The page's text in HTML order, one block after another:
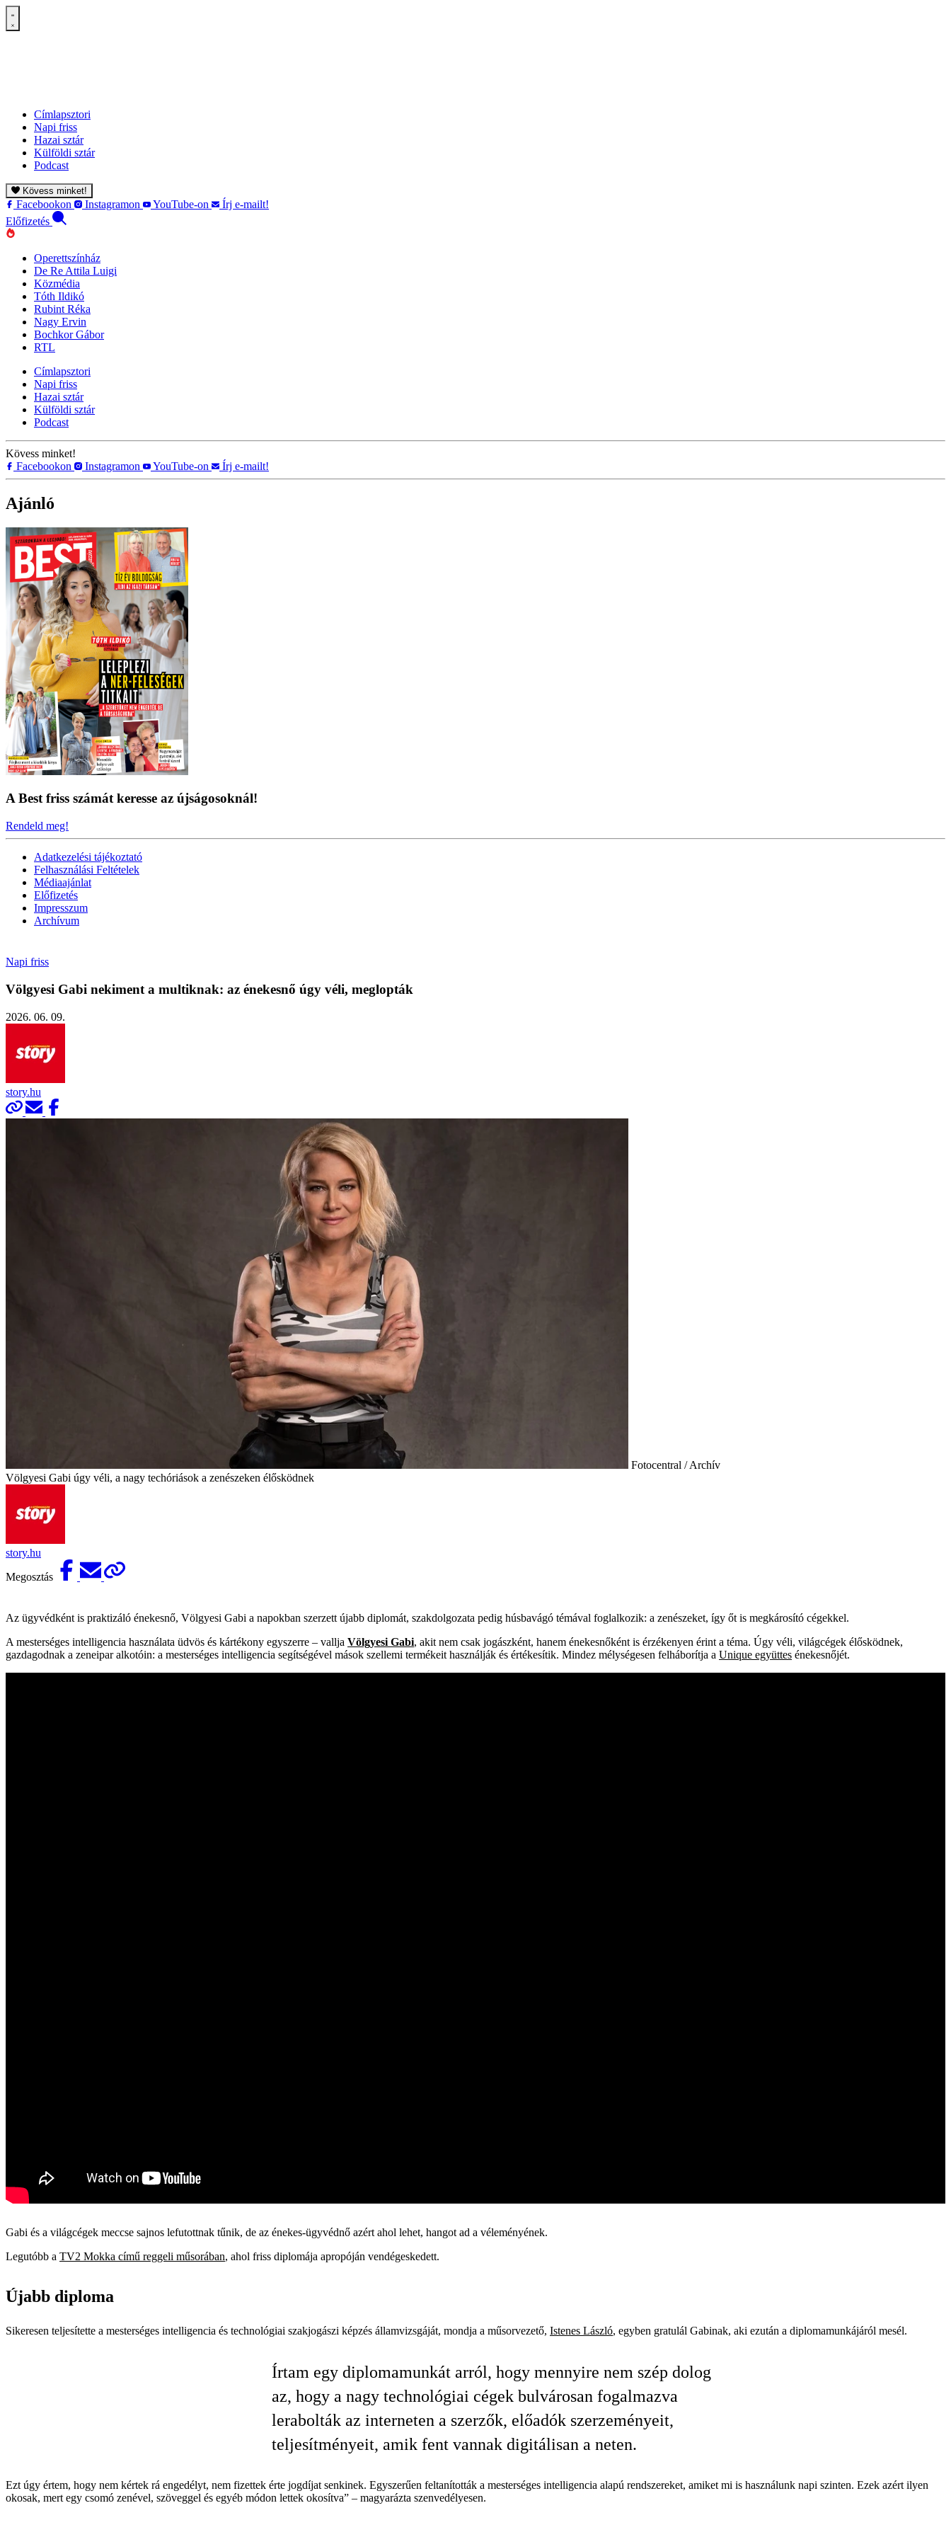
Címlapsztori
Napi friss
Hazai sztár
Külföldi sztár
Podcast
Kövess minket!
Facebookon Instagramon YouTube-on
Írj e-mailt!
Előfizetés
Operettszínház
De Re Attila Luigi
Közmédia
Tóth Ildikó
Rubint Réka
Nagy Ervin
Bochkor Gábor
RTL
Címlapsztori
Napi friss
Hazai sztár
Külföldi sztár
Podcast
Kövess minket!
Facebookon
Instagramon YouTube-on Írj e-mailt!
Ajánló
A Best friss számát keresse az újságosoknál!
Rendeld meg!
Adatkezelési tájékoztató
Felhasználási Feltételek
Médiaajánlat
Előfizetés
Impresszum
Archívum
Napi friss
Völgyesi Gabi nekiment a multiknak: az énekesnő úgy véli, meglopták
2026. 06. 09.
story.hu
Fotocentral / Archív
Völgyesi Gabi úgy véli, a nagy techóriások a zenészeken élősködnek
story.hu
Megosztás
Az ügyvédként is praktizáló énekesnő, Völgyesi Gabi a napokban szerzett újabb diplomát, szakdolgozata pedig húsbavágó témával foglalkozik: a zenészeket, így őt is megkárosító cégekkel.
A mesterséges intelligencia használata üdvös és kártékony egyszerre – vallja Völgyesi Gabi, akit nem csak jogászként, hanem énekesnőként is érzékenyen érint a téma. Úgy véli, világcégek élősködnek,
gazdagodnak a zeneipar alkotóin: a mesterséges intelligencia segítségével mások szellemi termékeit használják és értékesítik. Mindez mélységesen felháborítja a Unique együttes énekesnőjét.
Gabi és a világcégek meccse sajnos lefutottnak tűnik, de az énekes-ügyvédnő azért ahol lehet, hangot ad a véleményének.
Legutóbb a TV2 Mokka című reggeli műsorában, ahol friss diplomája apropóján vendégeskedett.
Újabb diploma
Sikeresen teljesítette a mesterséges intelligencia és technológiai szakjogászi képzés államvizsgáját, mondja a műsorvezető, Istenes László, egyben gratulál Gabinak, aki ezután a diplomamunkájáról mesél.
Írtam egy diplomamunkát arról, hogy mennyire nem szép dolog
az, hogy a nagy technológiai cégek bulvárosan fogalmazva
lerabolták az interneten a szerzők, előadók szerzeményeit,
teljesítményeit, amik fent vannak digitálisan a neten.
Ezt úgy értem, hogy nem kértek rá engedélyt, nem fizettek érte jogdíjat senkinek. Egyszerűen feltanították a mesterséges intelligencia alapú rendszereket, amiket mi is használunk napi szinten. Ezek azért ilyen
okosak, mert egy csomó zenével, szöveggel és egyéb módon lettek okosítva” – magyarázta szenvedélyesen.